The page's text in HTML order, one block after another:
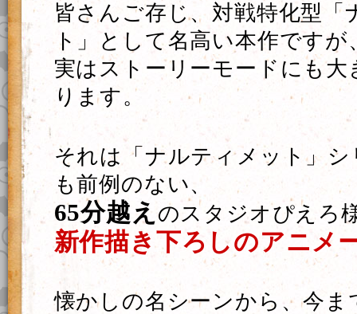
皆さんご存じ、対戦特化型「
ト」として名高い本作ですが
実はストーリーモードにも大
ります。
それは「ナルティメット」
も前例のない、
65分越え のスタジオぴえろ
新作描き下ろしのアニメ
懐かしの名シーンから、今ま